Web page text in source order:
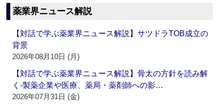
薬業界ニュース解説
【対話で学ぶ薬業界ニュース解説】サツドラTOB成立の
背景
2026年08月10日 (月)
【対話で学ぶ薬業界ニュース解説】骨太の方針を読み解
く‐製薬企業や医療、薬局・薬剤師への影…
2026年07月31日 (金)